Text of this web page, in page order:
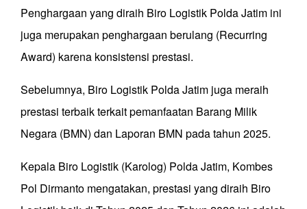
Penghargaan yang diraih Biro Logistik Polda Jatim ini
juga merupakan penghargaan berulang (Recurring
Award) karena konsistensi prestasi.
Sebelumnya, Biro Logistik Polda Jatim juga meraih
prestasi terbaik terkait pemanfaatan Barang Milik
Negara (BMN) dan Laporan BMN pada tahun 2025.
Kepala Biro Logistik (Karolog) Polda Jatim, Kombes
Pol Dirmanto mengatakan, prestasi yang diraih Biro